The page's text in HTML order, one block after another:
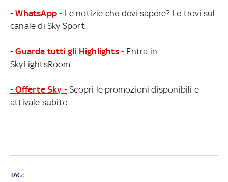
- WhatsApp - Le notizie che devi sapere? Le trovi sul
canale di Sky Sport
- Guarda tutti gli Highlights - Entra in
SkyLightsRoom
- Offerte Sky - Scopri le promozioni disponibili e
attivale subito
TAG: